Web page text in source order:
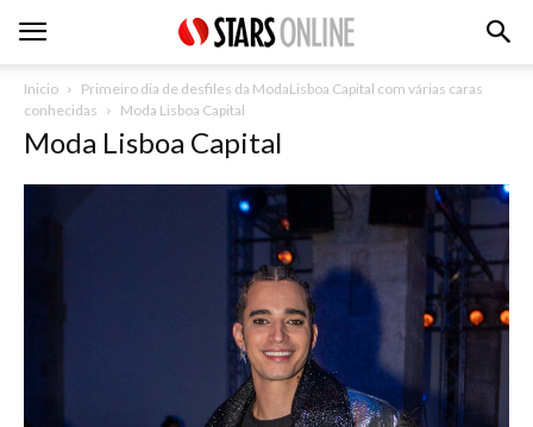
Inicio
Primeiro dia de desfiles da ModaLisboa Capital com várias caras
conhecidas
Moda Lisboa Capital
Moda Lisboa Capital